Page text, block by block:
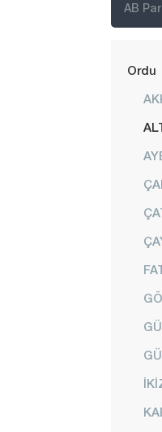
AB
Ordu